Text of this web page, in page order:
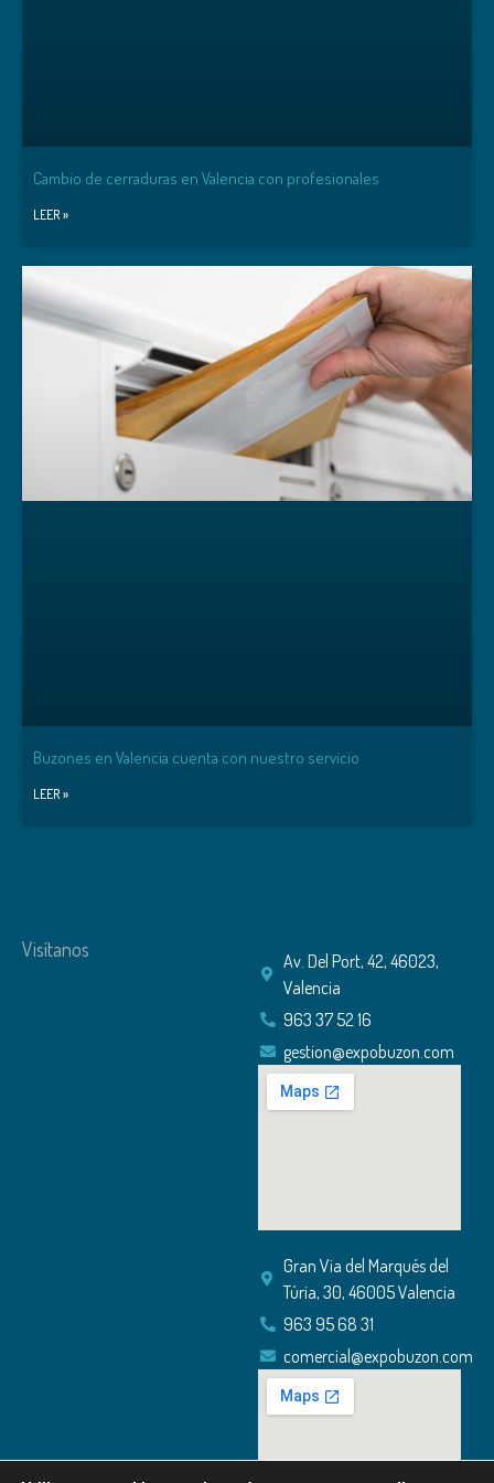
Cambio de cerraduras en Valencia con profesionales
LEER »
Buzones en Valencia cuenta con nuestro servicio
LEER »
Visítanos
Av. Del Port, 42, 46023,
Valencia
963 37 52 16
gestion@expobuzon.com
Gran Via del Marqués del
Túria, 30, 46005 Valencia
963 95 68 31
comercial@expobuzon.com